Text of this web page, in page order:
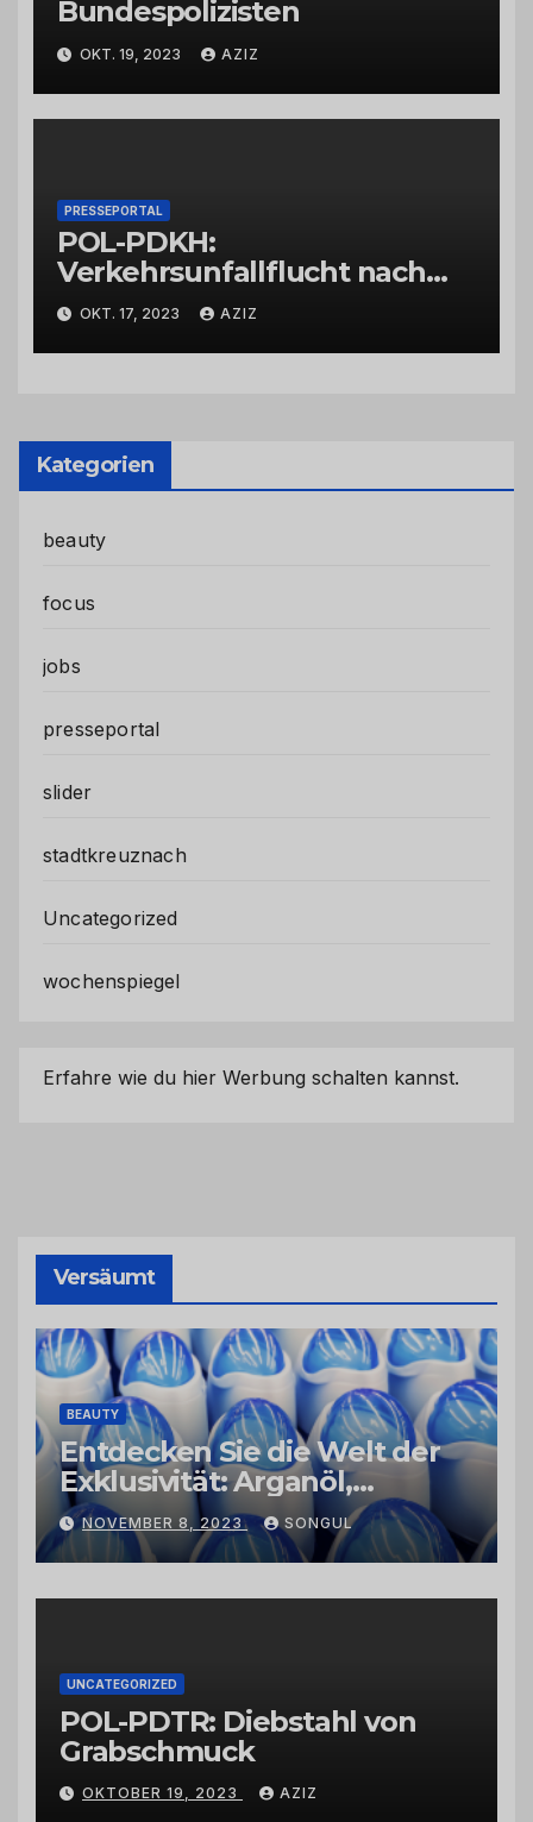
Bundespolizisten
OKT. 19, 2023 AZIZ
PRESSEPORTAL
POL-PDKH:
Verkehrsunfallflucht nach
Abbiegevorgang
OKT. 17, 2023 AZIZ
Kategorien
beauty
focus
jobs
presseportal
slider
stadtkreuznach
Uncategorized
wochenspiegel
Erfahre wie du hier Werbung schalten kannst.
Versäumt
BEAUTY
Entdecken Sie die Welt der
Exklusivität: Arganöl,
Kaktusfeigenkernöl und
Schwarzkümmelöl von
vertrauenswürdigen
Großhändlern und Anbietern
NOVEMBER 8, 2023 SONGUL
UNCATEGORIZED
POL-PDTR: Diebstahl von
Grabschmuck
OKTOBER 19, 2023 AZIZ